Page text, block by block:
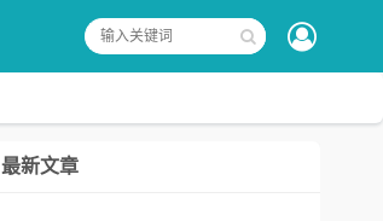
最新文章